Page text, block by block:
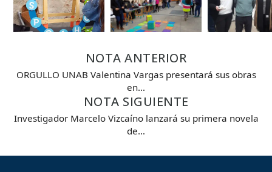
NOTA ANTERIOR
ORGULLO UNAB Valentina Vargas presentará sus obras
en…
NOTA SIGUIENTE
Investigador Marcelo Vizcaíno lanzará su primera novela
de…
Búsqueda Avanzada